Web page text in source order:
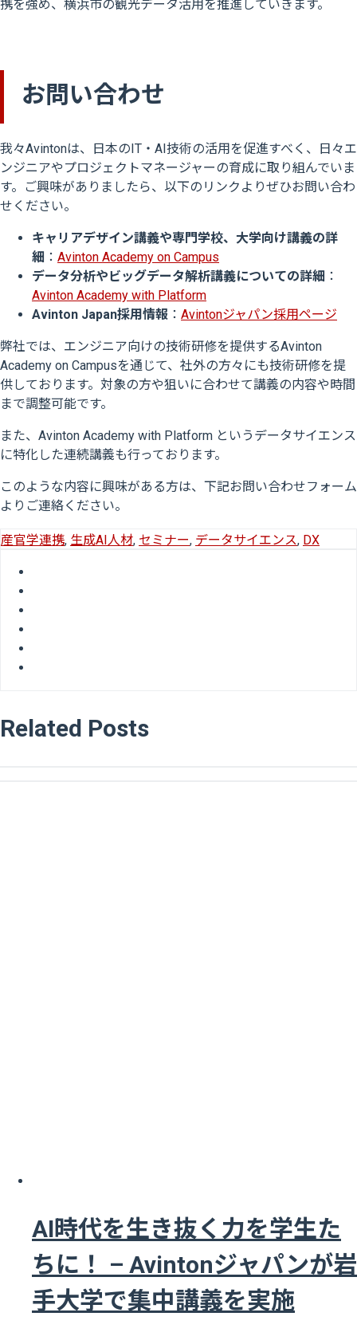
携を強め、横浜市の観光データ活用を推進していきます。
お問い合わせ
我々Avintonは、日本のIT・AI技術の活用を促進すべく、日々エ
ンジニアやプロジェクトマネージャーの育成に取り組んでいま
す。ご興味がありましたら、以下のリンクよりぜひお問い合わ
せください。
キャリアデザイン講義や専門学校、大学向け講義の詳
細 ： Avinton Academy on Campus
データ分析やビッグデータ解析講義についての詳細 ：
Avinton Academy with Platform
Avinton Japan採用情報 ： Avintonジャパン採用ページ
弊社では、エンジニア向けの技術研修を提供するAvinton
Academy on Campusを通じて、社外の方々にも技術研修を提
供しております。対象の方や狙いに合わせて講義の内容や時間
まで調整可能です。
また、Avinton Academy with Platform というデータサイエンス
に特化した連続講義も行っております。
このような内容に興味がある方は、下記お問い合わせフォーム
よりご連絡ください。
産官学連携, 生成AI人材, セミナー, データサイエンス, DX
Related Posts
AI時代を生き抜く力を学生た
ちに！ – Avintonジャパンが岩
手大学で集中講義を実施